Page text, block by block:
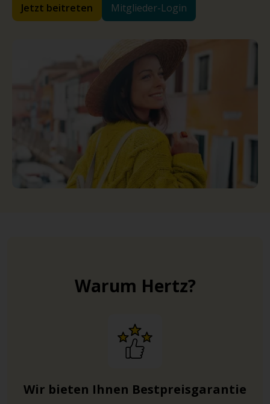
Jetzt beitreten Mitglieder-Login
Warum Hertz?
Wir bieten Ihnen Bestpreisgarantie